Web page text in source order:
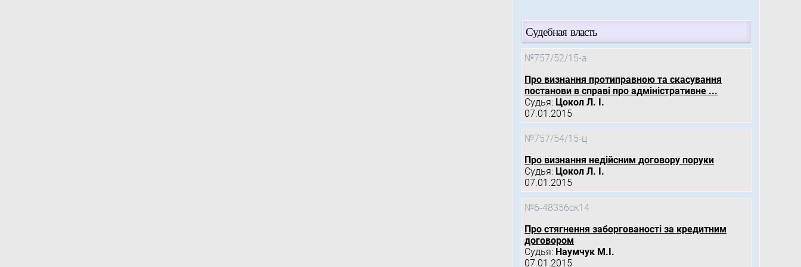
Судебная власть
№757/52/15-а
Про визнання протиправною та скасування
постанови в справі про адміністративне ...
Судья: Цокол Л. І.
07.01.2015
№757/54/15-ц
Про визнання недійсним договору поруки
Судья: Цокол Л. І.
07.01.2015
№6-48356ск14
Про стягнення заборгованості за кредитним
договором
Судья: Наумчук М.І.
07.01.2015